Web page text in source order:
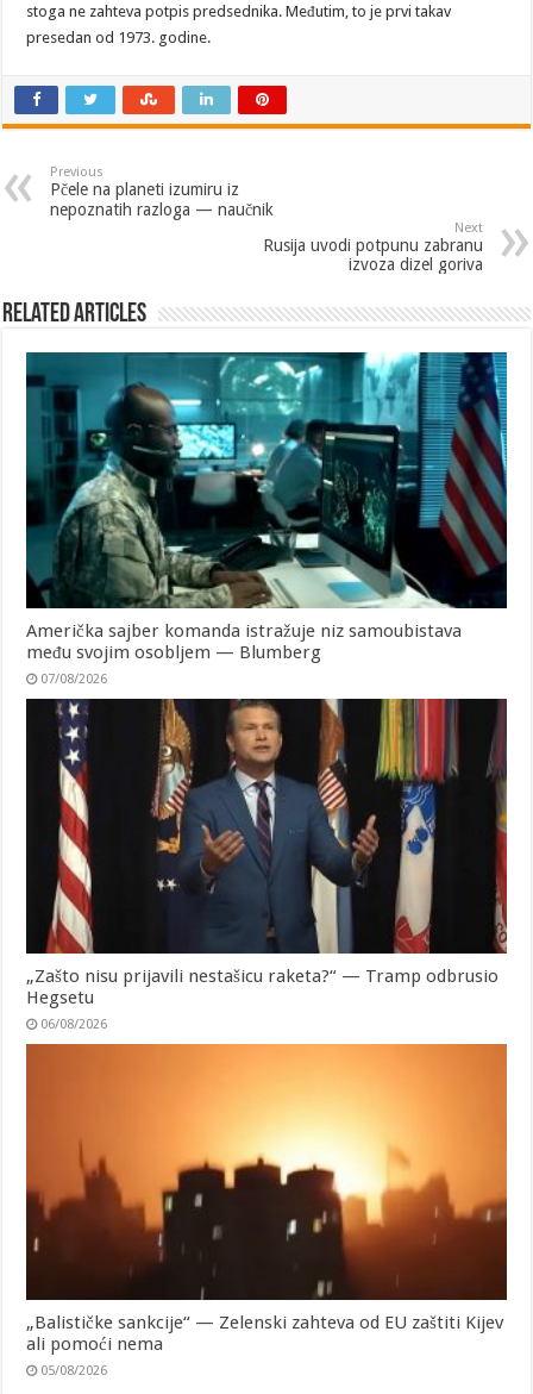
stoga ne zahteva potpis predsednika. Međutim, to je prvi takav
presedan od 1973. godine.
Previous
Pčele na planeti izumiru iz
nepoznatih razloga — naučnik
Next
Rusija uvodi potpunu zabranu
izvoza dizel goriva
Related Articles
Američka sajber komanda istražuje niz samoubistava
među svojim osobljem — Blumberg
07/08/2026
„Zašto nisu prijavili nestašicu raketa?“ — Tramp odbrusio
Hegsetu
06/08/2026
„Balističke sankcije“ — Zelenski zahteva od EU zaštiti Kijev
ali pomoći nema
05/08/2026